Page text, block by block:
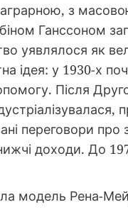
з
Ганссоном
уявлялося як
ідея: у 1930-х
Після
переговори
доходи. До
модель Рена-